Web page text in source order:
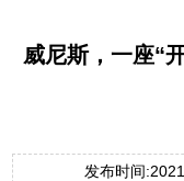
威尼斯，一座“
发布时间